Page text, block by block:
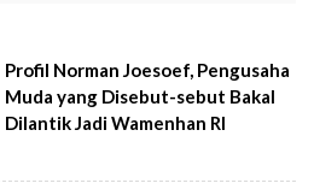
Profil Norman Joesoef, Pengusaha
Muda yang Disebut-sebut Bakal
Dilantik Jadi Wamenhan RI